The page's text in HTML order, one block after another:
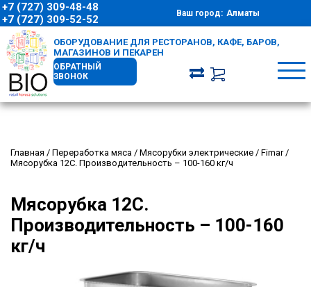
+7 (727) 309-48-48
+7 (727) 309-52-52
Ваш город: Алматы
ОБОРУДОВАНИЕ ДЛЯ РЕСТОРАНОВ, КАФЕ, БАРОВ,
МАГАЗИНОВ И ПЕКАРЕН
ОБРАТНЫЙ
ЗВОНОК
Главная / Переработка мяса / Мясорубки электрические / Fimar /
Мясорубка 12C. Производительность – 100-160 кг/ч
Мясорубка 12C.
Производительность – 100-160
кг/ч